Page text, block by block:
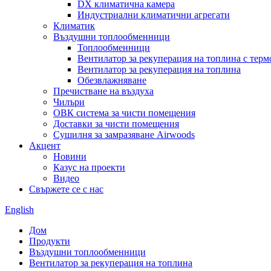
DX климатична камера
Индустриални климатични агрегати
Климатик
Въздушни топлообменници
Топлообменници
Вентилатор за рекуперация на топлина с
Вентилатор за рекуперация на топлина
Обезвлажняване
Пречистване на въздуха
Чилъри
ОВК система за чисти помещения
Доставки за чисти помещения
Сушилня за замразяване Airwoods
Акцент
Новини
Казус на проекти
Видео
Свържете се с нас
English
Дом
Продукти
Въздушни топлообменници
Вентилатор за рекуперация на топлина